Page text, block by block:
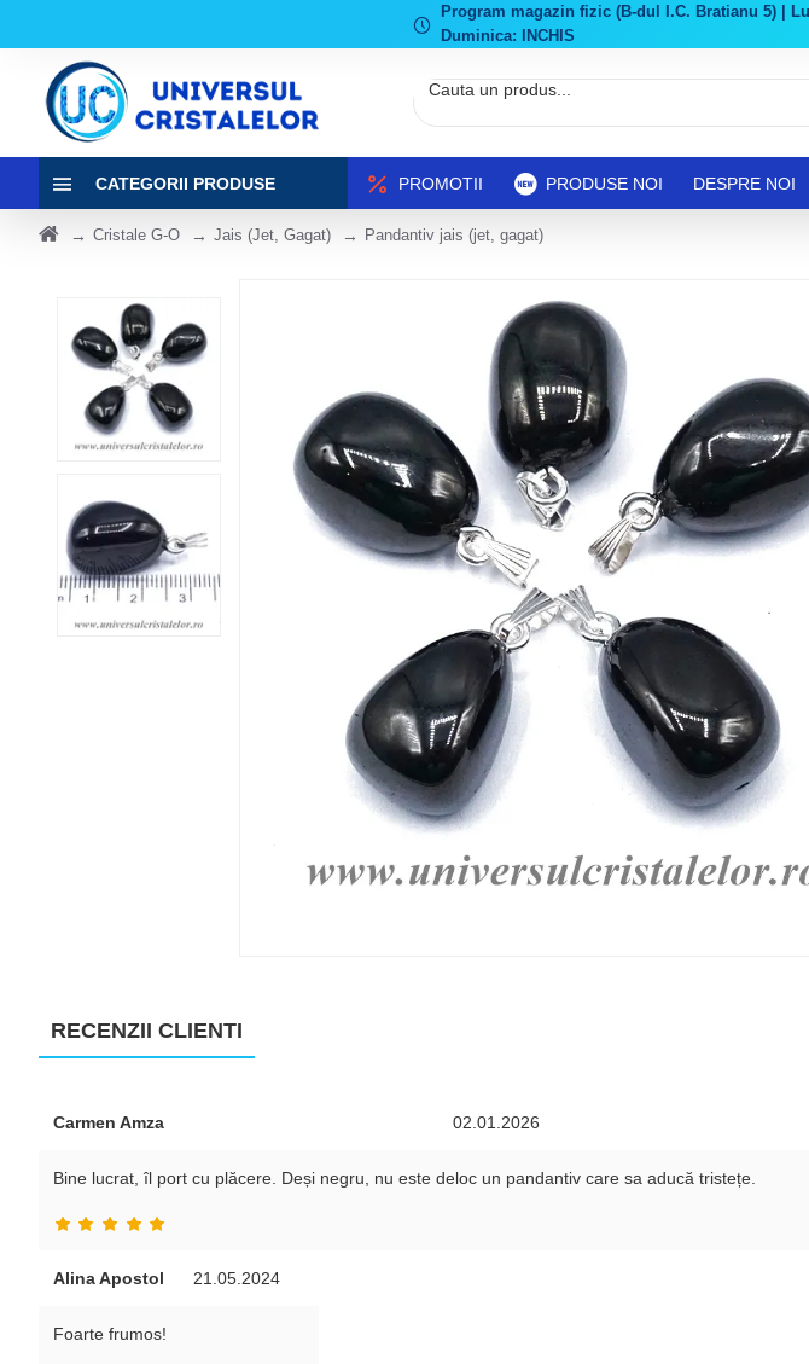
Program magazin fizic (B-dul I.C. Bratianu 5) |
Duminica: INCHIS
CATEGORII PRODUSE PROMOTII PRODUSE NOI DESPRE NOI
Cristale G-O Jais (Jet, Gagat) Pandantiv jais (jet, gagat)
RECENZII CLIENTI
Carmen Amza 02.01.2026
Bine lucrat, îl port cu plăcere. Deși negru, nu este deloc un pandantiv care sa aducă tristețe.
Alina Apostol 21.05.2024
Foarte frumos!